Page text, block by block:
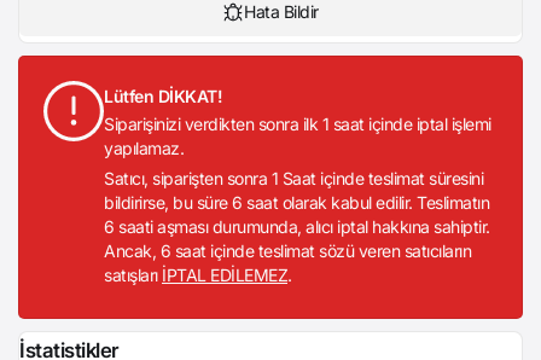
Hata Bildir
Lütfen DİKKAT!
Siparişinizi verdikten sonra ilk 1 saat içinde iptal işlemi
yapılamaz.
Satıcı, siparişten sonra 1 Saat içinde teslimat süresini
bildirirse, bu süre 6 saat olarak kabul edilir. Teslimatın
6 saati aşması durumunda, alıcı iptal hakkına sahiptir.
Ancak, 6 saat içinde teslimat sözü veren satıcıların
satışları İPTAL EDİLEMEZ.
İstatistikler